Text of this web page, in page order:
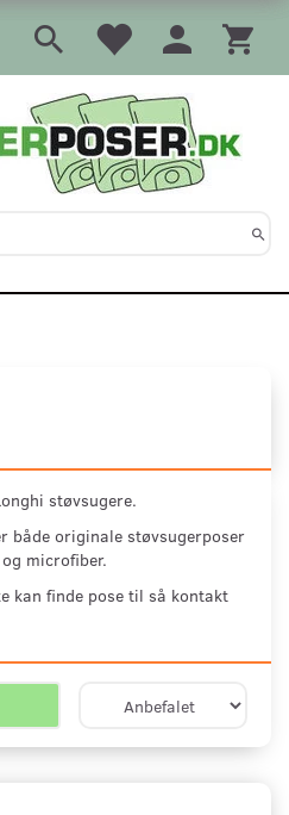
støvsugere.
både originale støvsugerposer
microfiber.
kan finde pose til så kontakt